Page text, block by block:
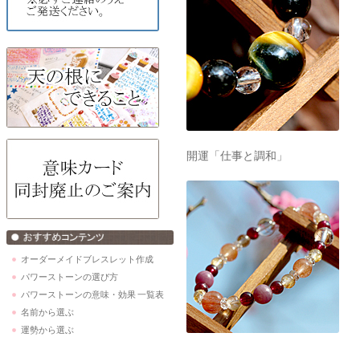
オーダーメイドブレスレット作成
パワーストーンの選び方
パワーストーンの意味・効果 一覧表
名前から選ぶ
運勢から選ぶ
開運「仕事と調和」